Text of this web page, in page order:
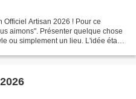
Officiel Artisan 2026 ! Pour ce
aimons". Présenter quelque chose
ou simplement un lieu. L'idée étant